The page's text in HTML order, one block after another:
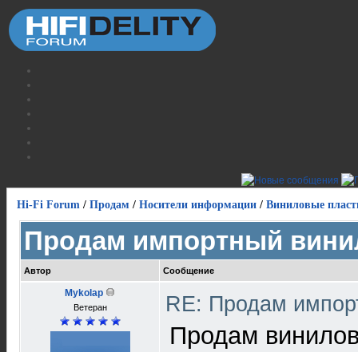
Hi-Fi Forum / Продам / Носители информации / Виниловые
Продам импортный
Автор Сообщение
Mykolap
Ветеран RE: Продам
Продам